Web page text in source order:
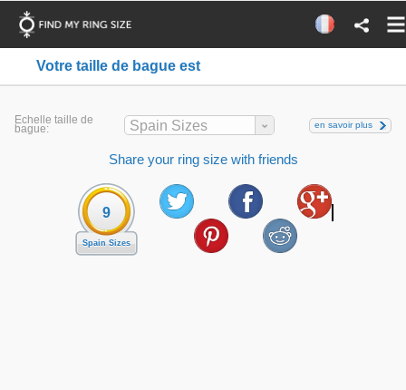
Votre taille de bague est
Echelle taille de
bague: Spain Sizes en savoir plus
Share your ring size with friends
9
Spain Sizes